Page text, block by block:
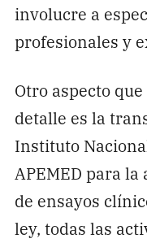
involucre a
profesionales y
Otro aspecto
detalle es la
Instituto
APEMED para
de ensayos
ley, todas las